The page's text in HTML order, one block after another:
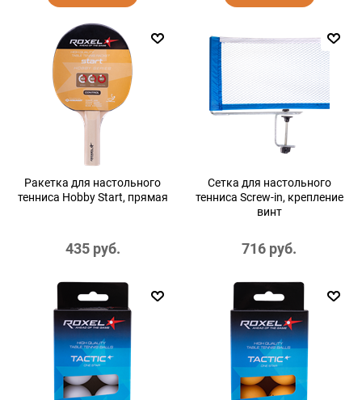
Ракетка для настольного
тенниса Hobby Start, прямая
435 руб.
Сетка для настольного
тенниса Screw-in, крепление
винт
716 руб.